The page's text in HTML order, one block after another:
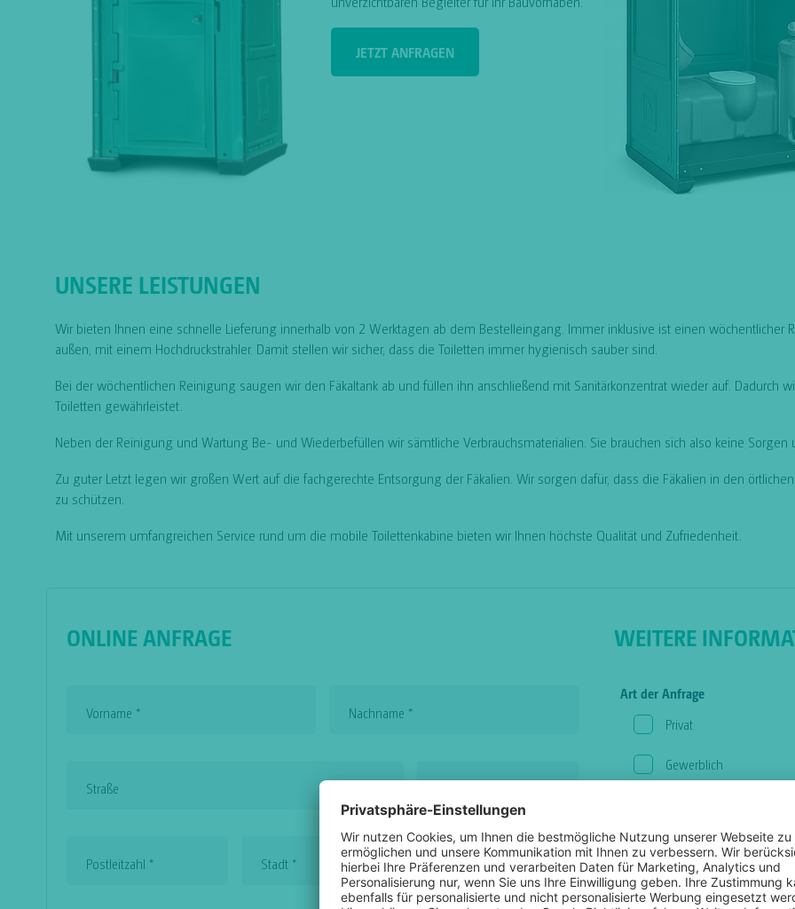
JETZT ANFRAGEN
UNSERE LEISTUNGEN
Wir bieten Ihnen eine schnelle Lieferung innerhalb von 2 Werktagen ab dem Bestelleingang. Immer inklusive ist einen wöchentlicher
außen, mit einem Hochdruckstrahler. Damit stellen wir sicher, dass die Toiletten immer hygienisch sauber sind.
Bei der wöchentlichen Reinigung saugen wir den Fäkaltank ab und füllen ihn anschließend mit Sanitärkonzentrat wieder auf. Dadurch
Toiletten gewährleistet.
Neben der Reinigung und Wartung Be- und Wiederbefüllen wir sämtliche Verbrauchsmaterialien. Sie brauchen sich also keine
Zu guter Letzt legen wir großen Wert auf die fachgerechte Entsorgung der Fäkalien. Wir sorgen dafür, dass die Fäkalien in den
zu schützen.
Mit unserem umfangreichen Service rund um die mobile Toilettenkabine bieten wir Ihnen höchste Qualität und Zufriedenheit.
ONLINE ANFRAGE
Vorname * Nachname *
Straße
Postleitzahl * Stadt *
WEITERE
Art der Anfrage
Privat
Gewerblich
Baustellentoilette
Party-Toilette